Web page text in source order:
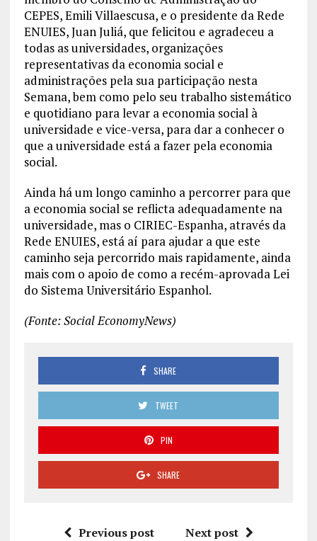
CEPES, Emili Villaescusa, e o presidente da Rede
ENUIES, Juan Juliá, que felicitou e agradeceu a
todas as universidades, organizações
representativas da economia social e
administrações pela sua participação nesta
Semana, bem como pelo seu trabalho sistemático
e quotidiano para levar a economia social à
universidade e vice-versa, para dar a conhecer o
que a universidade está a fazer pela economia
social.
Ainda há um longo caminho a percorrer para que
a economia social se reflicta adequadamente na
universidade, mas o CIRIEC-Espanha, através da
Rede ENUIES, está aí para ajudar a que este
caminho seja percorrido mais rapidamente, ainda
mais com o apoio de como a recém-aprovada Lei
do Sistema Universitário Espanhol.
(Fonte: Social EconomyNews)
SHARE
TWEET
PIN
SHARE
Previous post Next post